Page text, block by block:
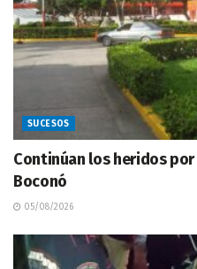
SUCESOS
Continúan los heridos
Boconó
05/08/2026